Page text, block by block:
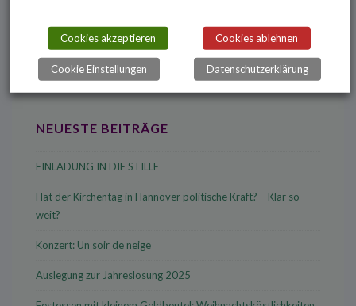
Suchen
nach:
NEUESTE BEITRÄGE
EINLADUNG IN DIE STILLE
Hat der Kirchentag in Hannover politische Kraft? – Klar so
weit?
Konzert: Un soir de neige
Auslegung zur Jahreslosung 2025
Cookies akzeptieren Cookies ablehnen
Cookie Einstellungen Datenschutzerklärung